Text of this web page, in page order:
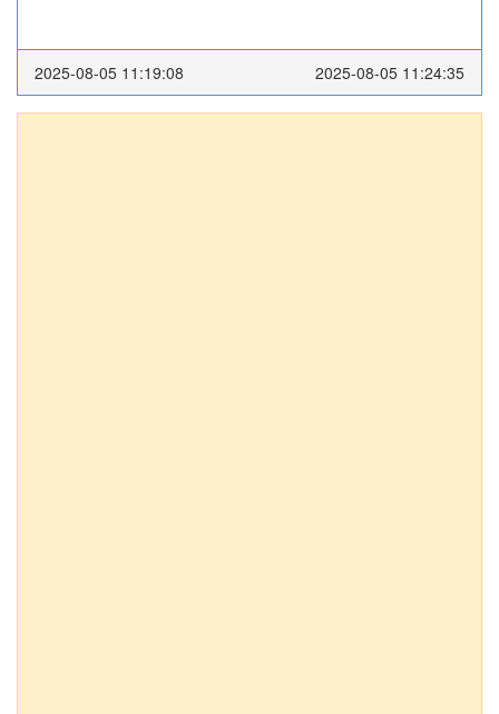
2025-08-05 11:19:08 2025-08-05 11:24:35